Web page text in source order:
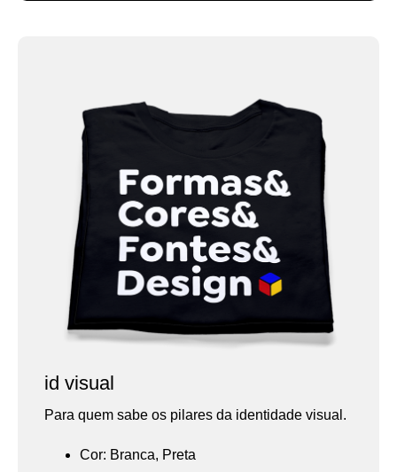
id visual
Para quem sabe os pilares da identidade visual.
Cor: Branca, Preta